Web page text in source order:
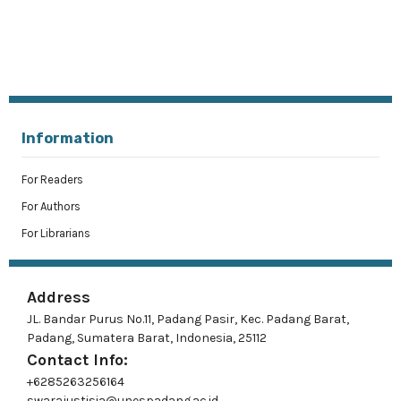
Information
For Readers
For Authors
For Librarians
Address
JL. Bandar Purus No.11, Padang Pasir, Kec. Padang Barat,
Padang, Sumatera Barat, Indonesia, 25112
Contact Info:
+6285263256164